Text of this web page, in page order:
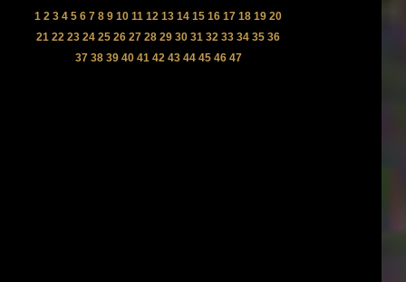
1234567891011121314151617181920
21222324252627282930313233343536
37 38 39 40 41 42 43 44 45 46 47